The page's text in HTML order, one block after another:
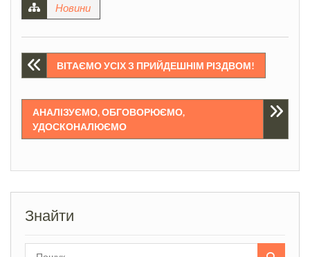
Новини
Навігація
записів
ВІТАЄМО УСІХ З ПРИЙДЕШНІМ РІЗДВОМ!
АНАЛІЗУЄМО, ОБГОВОРЮЄМО,
УДОСКОНАЛЮЄМО
Знайти